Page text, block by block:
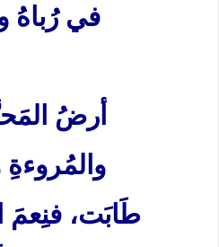
في رُباهُ
أرضُ
والمُروءةِ
طَابَت، فنِعمَ